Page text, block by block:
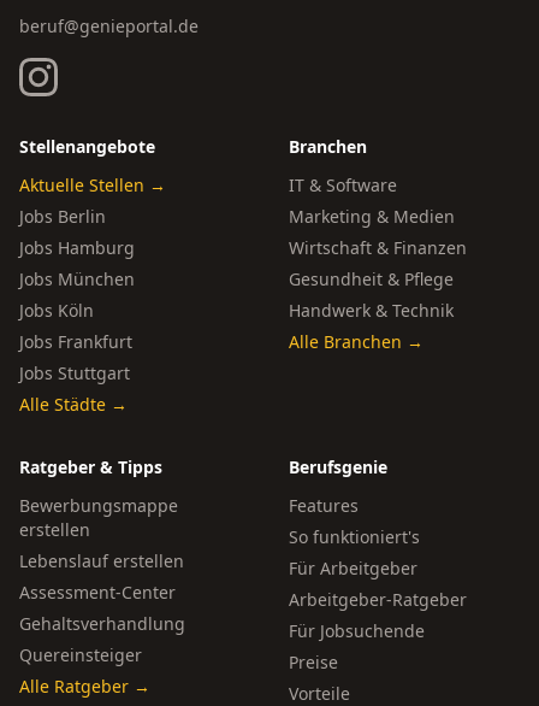
beruf@genieportal.de
Stellenangebote
Aktuelle Stellen →
Jobs Berlin
Jobs Hamburg
Jobs München
Jobs Köln
Jobs Frankfurt
Jobs Stuttgart
Alle Städte →
Branchen
IT & Software
Marketing & Medien
Wirtschaft & Finanzen
Gesundheit & Pflege
Handwerk & Technik
Alle Branchen →
Ratgeber & Tipps
Bewerbungsmappe
erstellen
Lebenslauf erstellen
Assessment-Center
Gehaltsverhandlung
Quereinsteiger
Alle Ratgeber →
Berufsgenie
Features
So funktioniert's
Für Arbeitgeber
Arbeitgeber-Ratgeber
Für Jobsuchende
Preise
Vorteile